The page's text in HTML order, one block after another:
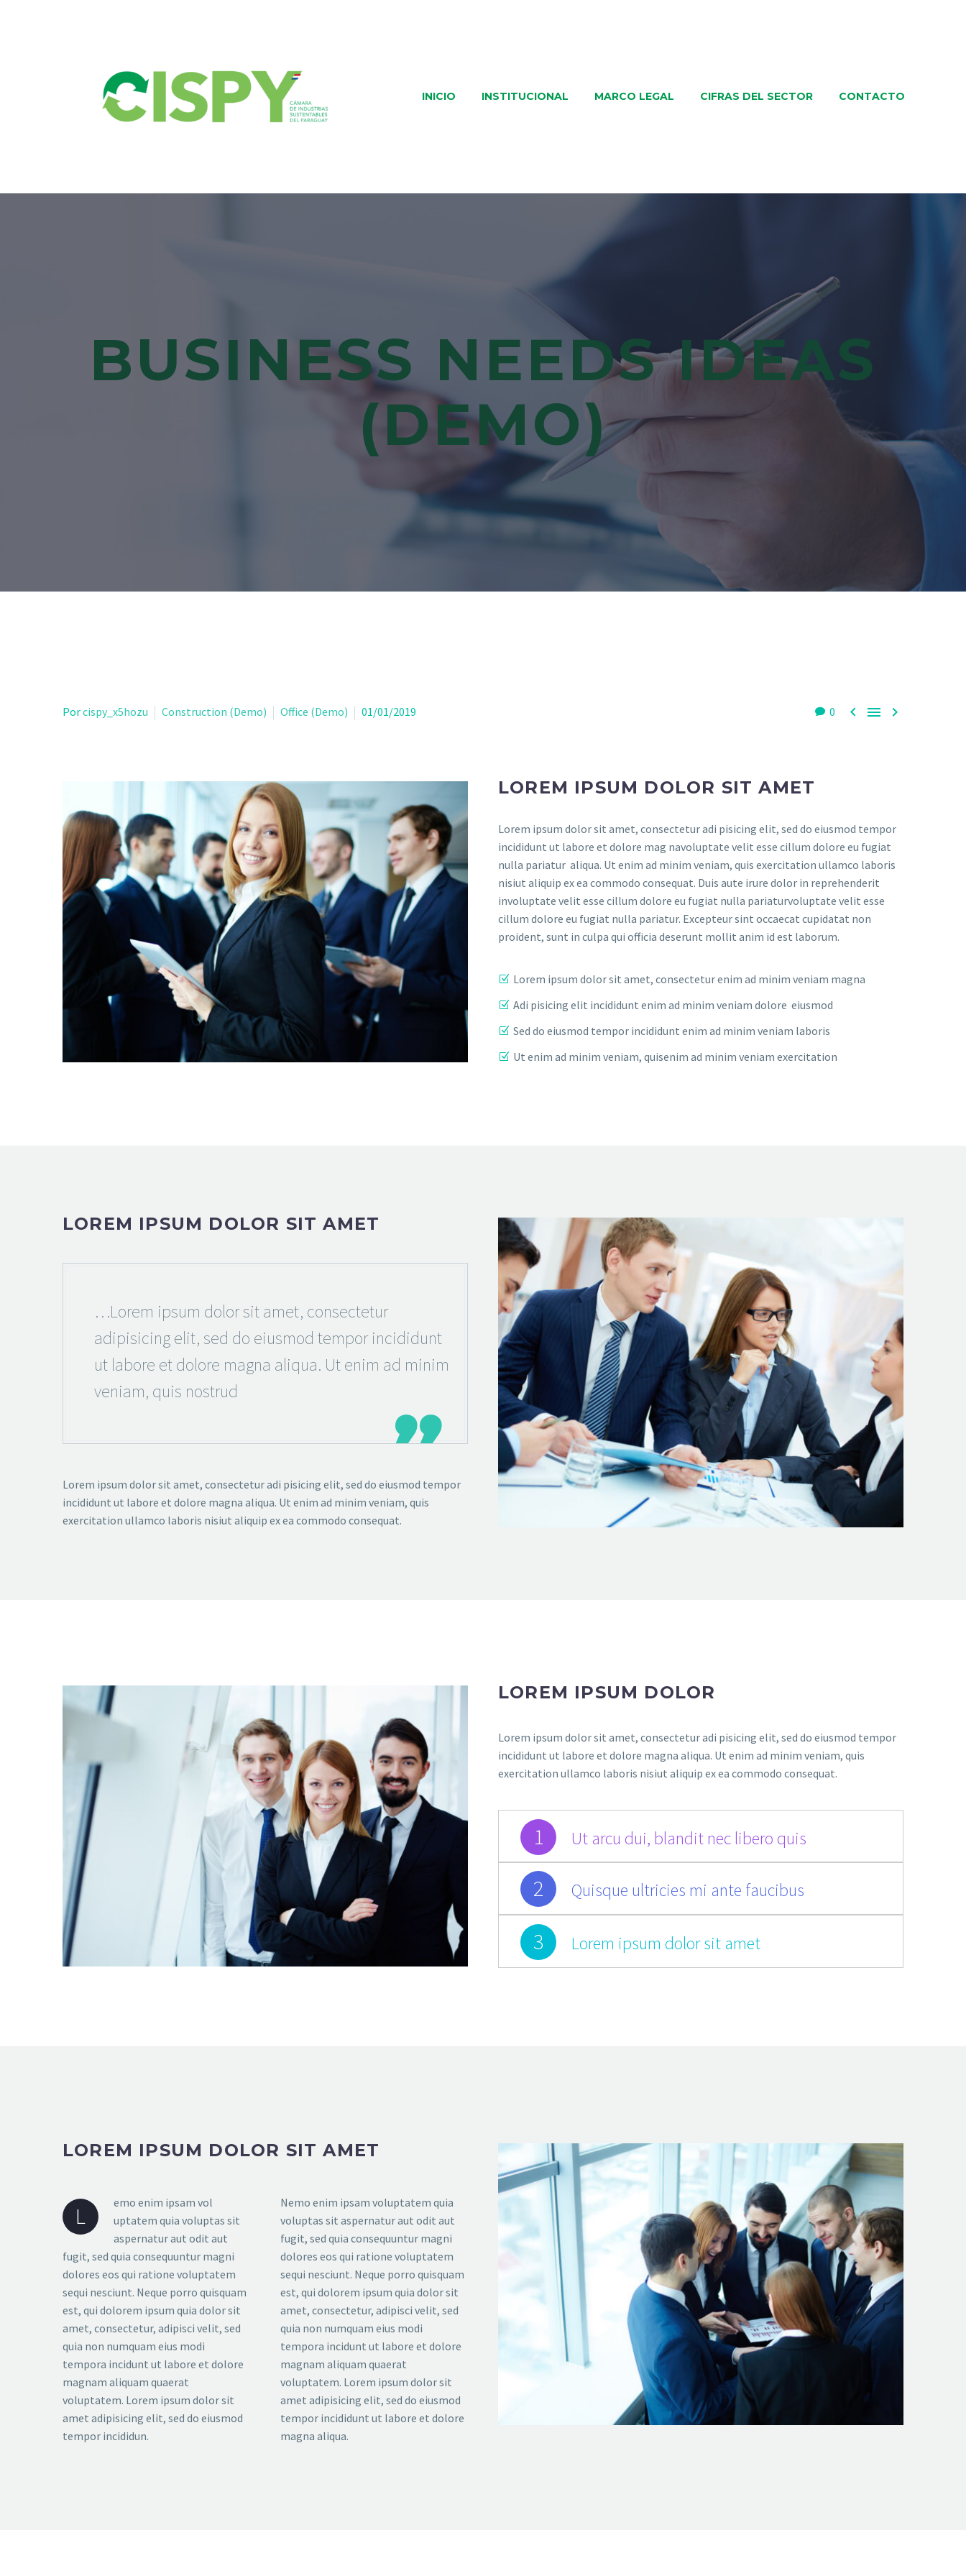
INICIO INSTITUCIONAL MARCO LEGAL CIFRAS DEL SECTOR CONTACTO
BUSINESS NEEDS IDEAS
(DEMO)
0   
Porcispy_x5hozu Construction (Demo) Office (Demo) 01/01/2019
LOREM IPSUM DOLOR SIT AMET
Lorem ipsum dolor sit amet, consectetur adi pisicing elit, sed do eiusmod tempor
incididunt ut labore et dolore mag navoluptate velit esse cillum dolore eu fugiat
nulla pariatur aliqua. Ut enim ad minim veniam, quis exercitation ullamco laboris
nisiut aliquip ex ea commodo consequat. Duis aute irure dolor in reprehenderit
involuptate velit esse cillum dolore eu fugiat nulla pariaturvoluptate velit esse
cillum dolore eu fugiat nulla pariatur. Excepteur sint occaecat cupidatat non
proident, sunt in culpa qui officia deserunt mollit anim id est laborum.
Lorem ipsum dolor sit amet, consectetur enim ad minim veniam magna
Adi pisicing elit incididunt enim ad minim veniam dolore eiusmod
Sed do eiusmod tempor incididunt enim ad minim veniam laboris
Ut enim ad minim veniam, quisenim ad minim veniam exercitation
LOREM IPSUM DOLOR SIT AMET
…Lorem ipsum dolor sit amet, consectetur
adipisicing elit, sed do eiusmod tempor incididunt
ut labore et dolore magna aliqua. Ut enim ad minim
veniam, quis nostrud

Lorem ipsum dolor sit amet, consectetur adi pisicing elit, sed do eiusmod tempor
incididunt ut labore et dolore magna aliqua. Ut enim ad minim veniam, quis
exercitation ullamco laboris nisiut aliquip ex ea commodo consequat.
LOREM IPSUM DOLOR
Lorem ipsum dolor sit amet, consectetur adi pisicing elit, sed do eiusmod tempor
incididunt ut labore et dolore magna aliqua. Ut enim ad minim veniam, quis
exercitation ullamco laboris nisiut aliquip ex ea commodo consequat.
1 Ut arcu dui, blandit nec libero quis
2 Quisque ultricies mi ante faucibus
3 Lorem ipsum dolor sit amet
LOREM IPSUM DOLOR SIT AMET
L
emo enim ipsam vol
uptatem quia voluptas sit
aspernatur aut odit aut
fugit, sed quia consequuntur magni
dolores eos qui ratione voluptatem
sequi nesciunt. Neque porro quisquam
est, qui dolorem ipsum quia dolor sit
amet, consectetur, adipisci velit, sed
quia non numquam eius modi
tempora incidunt ut labore et dolore
magnam aliquam quaerat
voluptatem. Lorem ipsum dolor sit
amet adipisicing elit, sed do eiusmod
tempor incididun.
Nemo enim ipsam voluptatem quia
voluptas sit aspernatur aut odit aut
fugit, sed quia consequuntur magni
dolores eos qui ratione voluptatem
sequi nesciunt. Neque porro quisquam
est, qui dolorem ipsum quia dolor sit
amet, consectetur, adipisci velit, sed
quia non numquam eius modi
tempora incidunt ut labore et dolore
magnam aliquam quaerat
voluptatem. Lorem ipsum dolor sit
amet adipisicing elit, sed do eiusmod
tempor incididunt ut labore et dolore
magna aliqua.